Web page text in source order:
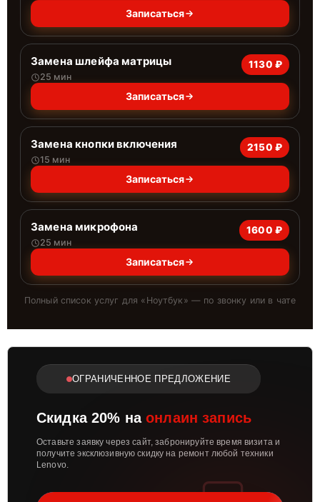
Записаться
Замена шлейфа матрицы
25 мин
1130 ₽
Записаться
Замена кнопки включения
15 мин
2150 ₽
Записаться
Замена микрофона
25 мин
1600 ₽
Записаться
Полный список услуг для « Ноутбук » — по звонку или в чате
ОГРАНИЧЕННОЕ ПРЕДЛОЖЕНИЕ
Скидка 20% наонлаин запись
Оставьте заявку через сайт, забронируйте время визита и
получите эксклюзивную скидку на ремонт любой техники
Lenovo.